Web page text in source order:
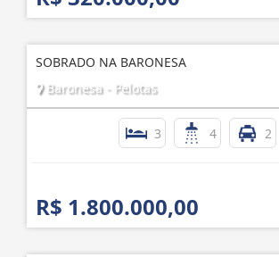
SOBRADO NA BARONESA
Baronesa - Pelotas
3 4 2
R$ 1.800.000,00